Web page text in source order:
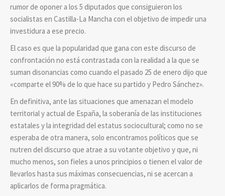
rumor de oponer a los 5 diputados que consiguieron los
socialistas en Castilla-La Mancha con el objetivo de impedir una
investidura a ese precio.
El caso es que la popularidad que gana con este discurso de
confrontación no está contrastada con la realidad a la que se
suman disonancias como cuando el pasado 25 de enero dijo que
«comparte el 90% de lo que hace su partido y Pedro Sánchez».
En definitiva, ante las situaciones que amenazan el modelo
territorial y actual de España, la soberanía de las instituciones
estatales y la integridad del estatus sociocultural; como no se
esperaba de otra manera, solo encontramos políticos que se
nutren del discurso que atrae a su votante objetivo y que, ni
mucho menos, son fieles a unos principios o tienen el valor de
llevarlos hasta sus máximas consecuencias, ni se acercan a
aplicarlos de forma pragmática.